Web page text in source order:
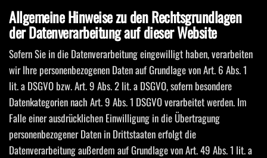
Allgemeine Hinweise zu den Rechtsgrundlagen
der Datenverarbeitung auf dieser Website
Sofern Sie in die Datenverarbeitung eingewilligt haben, verarbeiten
wir Ihre personenbezogenen Daten auf Grundlage von Art. 6 Abs. 1
lit. a DSGVO bzw. Art. 9 Abs. 2 lit. a DSGVO, sofern besondere
Datenkategorien nach Art. 9 Abs. 1 DSGVO verarbeitet werden. Im
Falle einer ausdrücklichen Einwilligung in die Übertragung
personenbezogener Daten in Drittstaaten erfolgt die
Datenverarbeitung außerdem auf Grundlage von Art. 49 Abs. 1 lit. a